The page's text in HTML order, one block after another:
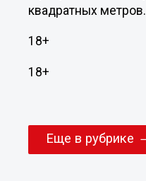
квадратных метров.
18+
18+
Еще в рубрике